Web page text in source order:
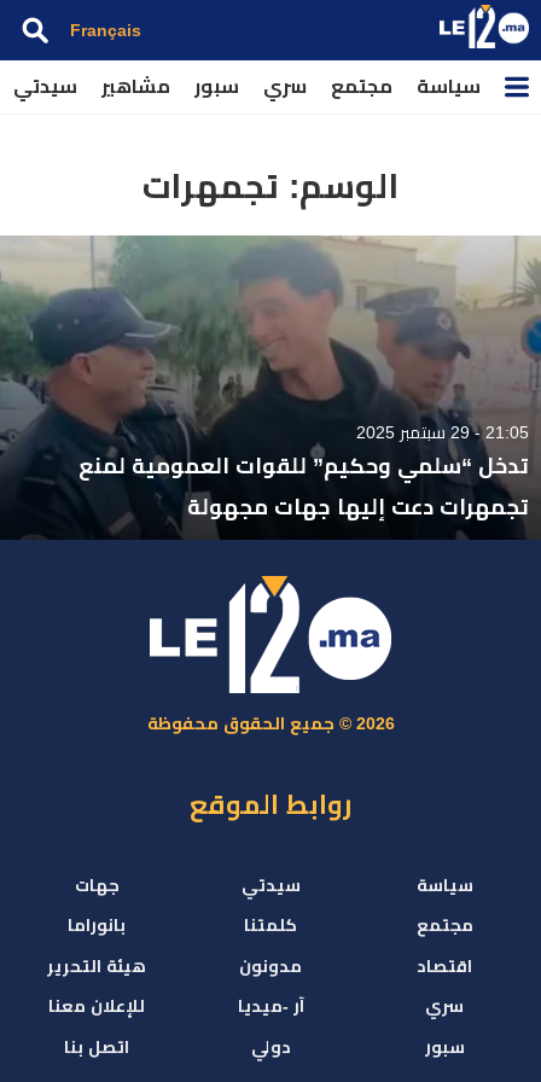
Français
سياسة مجتمع سري سبور مشاهير سيدتي
الوسم: تجمهرات
21:05 - 29 سبتمبر 2025
تدخل “سلمي وحكيم” للقوات العمومية لمنع
تجمهرات دعت إليها جهات مجهولة
2026 © جميع الحقوق محفوظة
روابط الموقع
سياسة
مجتمع
اقتصاد
سري
سبور
سيدتي
كلمتنا
مدونون
آر -ميديا
دولي
جهات
بانوراما
هيئة التحرير
للإعلان معنا
اتصل بنا